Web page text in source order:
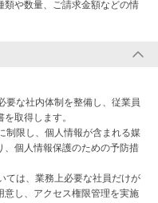
類や数量、ご請求金額などの情
要な社内体制を整備し、従業員
取得します。
制限し、個人情報が含まれる媒
、個人情報保護のための予防措
ては、業務上必要な社員だけが
意し、アクセス権限管理を実施